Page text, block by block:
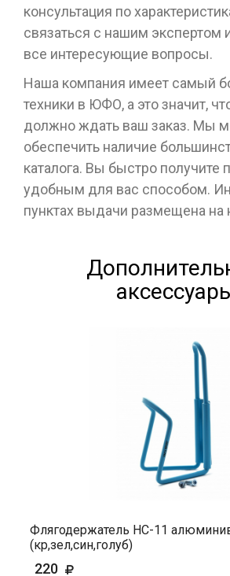
консультация по
связаться с нашим экспертом
все интересующие вопросы.
Наша компания имеет самый
техники в ЮФО, а это значит,
должно ждать ваш заказ. Мы
обеспечить наличие
каталога. Вы быстро получите
удобным для вас способом.
пунктах выдачи размещена на
Флягодержатель HС-11
(кр,зел,син,голуб)
220